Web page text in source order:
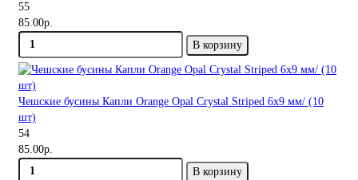
55
85.00р.
В корзину
Чешские бусины Капли Orange Opal Crystal Striped 6x9 мм/ (10
шт)
54
85.00р.
В корзину